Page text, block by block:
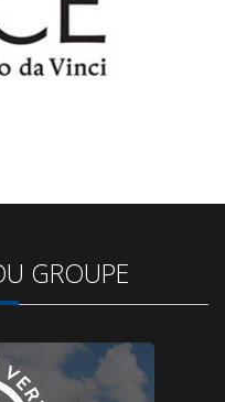
GROUPE